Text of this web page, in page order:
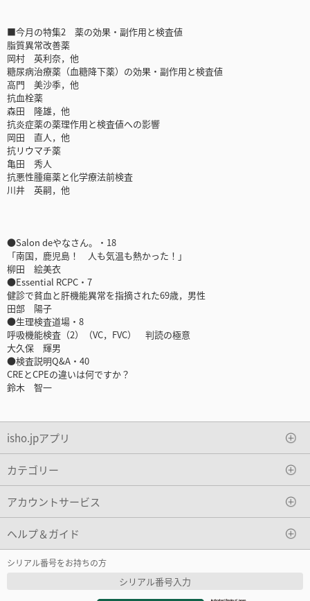
■今月の特集2 薬の効果・副作用と検査値
脂質異常改善薬
岡村 英利奈，他
糖尿病治療薬（血糖降下薬）の効果・副作用と検査値
高門 美沙季，他
抗血栓薬
森田 隆雄，他
抗炎症薬の薬理作用と検査値への影響
岡田 直人，他
抗リウマチ薬
亀田 秀人
抗悪性腫瘍薬と化学療法前検査
川井 英嗣，他
●Salon deやなさん。・18
「南国，鹿児島！ 人も気温も熱かった！」
柳田 絵美衣
●Essential RCPC・7
健診で貧血と肝機能異常を指摘された69歳，男性
田部 陽子
●生理検査道場・8
呼吸機能検査（2）（VC，FVC） 判読の極意
大久保 輝男
●検査説明Q&A・40
CREとCPEの違いは何ですか？
鈴木 智一
isho.jpアプリ
カテゴリー
アカウントサービス
ヘルプ＆ガイド
シリアル番号をお持ちの方
シリアル番号入力